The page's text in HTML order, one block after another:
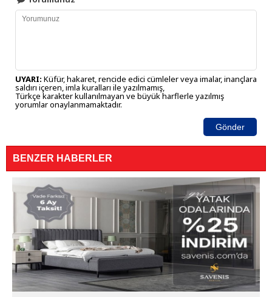
UYARI: Küfür, hakaret, rencide edici cümleler veya imalar, inançlara
saldırı içeren, imla kuralları ile yazılmamış,
Türkçe karakter kullanılmayan ve büyük harflerle yazılmış
yorumlar onaylanmamaktadır.
Gönder
BENZER HABERLER